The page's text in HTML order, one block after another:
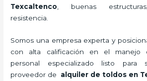
Texcaltenco , buenas
resistencia.
Somos una empresa experta y
con alta calificación en el manejo
personal especializado listo para
proveedor de alquiler de toldos en